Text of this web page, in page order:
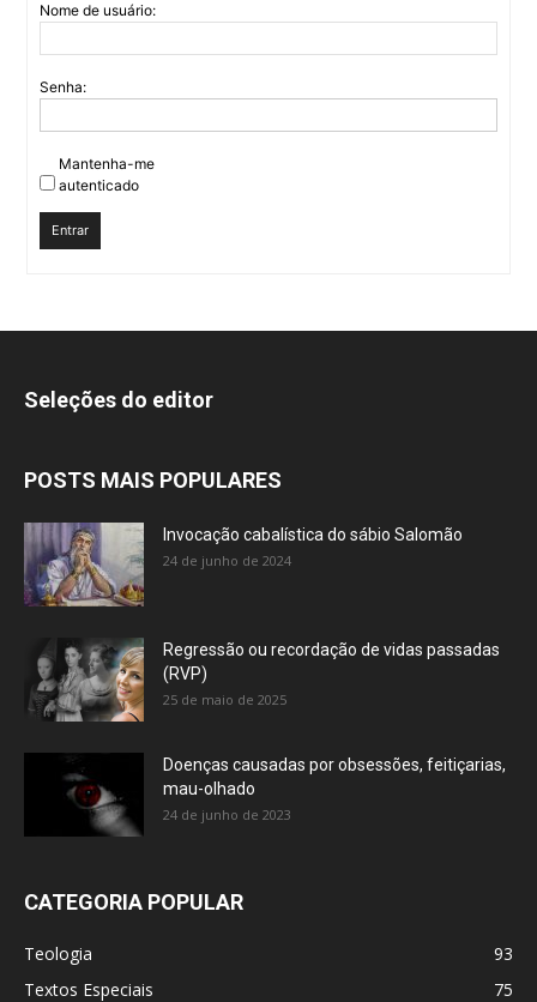
Nome de usuário:
Senha:
Mantenha-me
autenticado
Entrar
Seleções do editor
POSTS MAIS POPULARES
Invocação cabalística do sábio Salomão
24 de junho de 2024
Regressão ou recordação de vidas passadas
(RVP)
25 de maio de 2025
Doenças causadas por obsessões, feitiçarias,
mau-olhado
24 de junho de 2023
CATEGORIA POPULAR
Teologia
93
Textos Especiais
75